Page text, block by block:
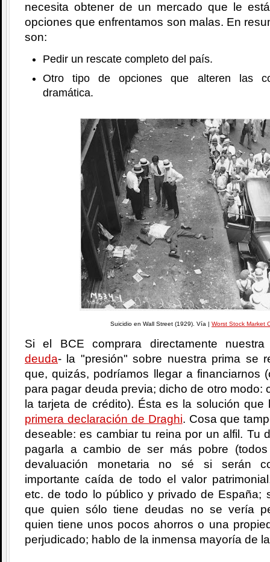
necesita obtener de un mercado que le
opciones que enfrentamos son malas. En
son:
Pedir un rescate completo del país.
Otro tipo de opciones que alteren las
dramática.
Suicidio en Wall Street (1929). Vía | Worst Stock Market
Si el BCE comprara directamente
deuda- la "presión" sobre nuestra prima se
que, quizás, podríamos llegar a financiarnos
para pagar deuda previa; dicho de otro modo:
la tarjeta de crédito). Ésta es la solución
primera declaración de Draghi. Cosa que
deseable: es cambiar tu reina por un alfil. Tu
pagarla a cambio de ser más pobre
devaluación monetaria no sé si serán
importante caída de todo el valor
etc. de todo lo público y privado de España;
que quien sólo tiene deudas no se vería
quien tiene unos pocos ahorros o una
perjudicado; hablo de la inmensa mayoría de